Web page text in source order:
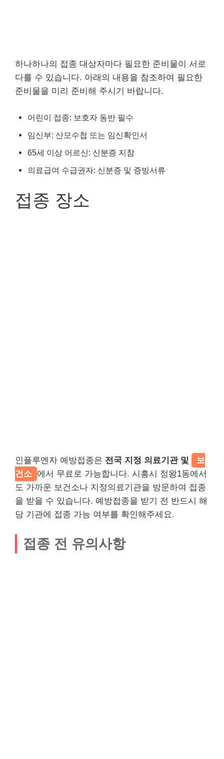
하나하나의 접종 대상자마다 필요한 준비물이 서로
다를 수 있습니다. 아래의 내용을 참조하여 필요한
준비물을 미리 준비해 주시기 바랍니다.
어린이 접종: 보호자 동반 필수
임신부: 산모수첩 또는 임신확인서
65세 이상 어르신: 신분증 지참
의료급여 수급권자: 신분증 및 증빙서류
접종 장소
인플루엔자 예방접종은 전국 지정 의료기관 및
보
건소 에서 무료로 가능합니다. 시흥시 정왕1동에서
도 가까운 보건소나 지정의료기관을 방문하여 접종
을 받을 수 있습니다. 예방접종을 받기 전 반드시 해
당 기관에 접종 가능 여부를 확인해주세요.
접종 전 유의사항